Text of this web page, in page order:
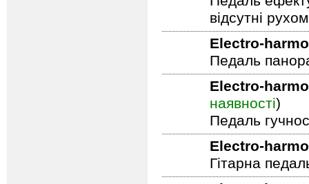
Педаль
відсутні
Electro-
Педаль
Electro-
наявності )
Педаль
Electro-
Гітарна